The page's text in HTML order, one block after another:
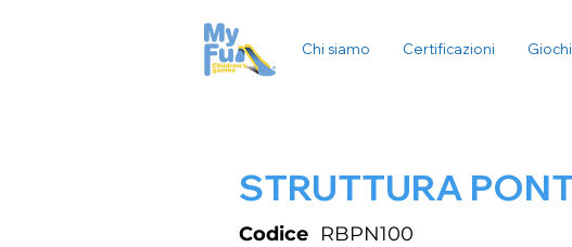
Chi siamo Certificazioni
STRUTTURA
RBPN100
Codice